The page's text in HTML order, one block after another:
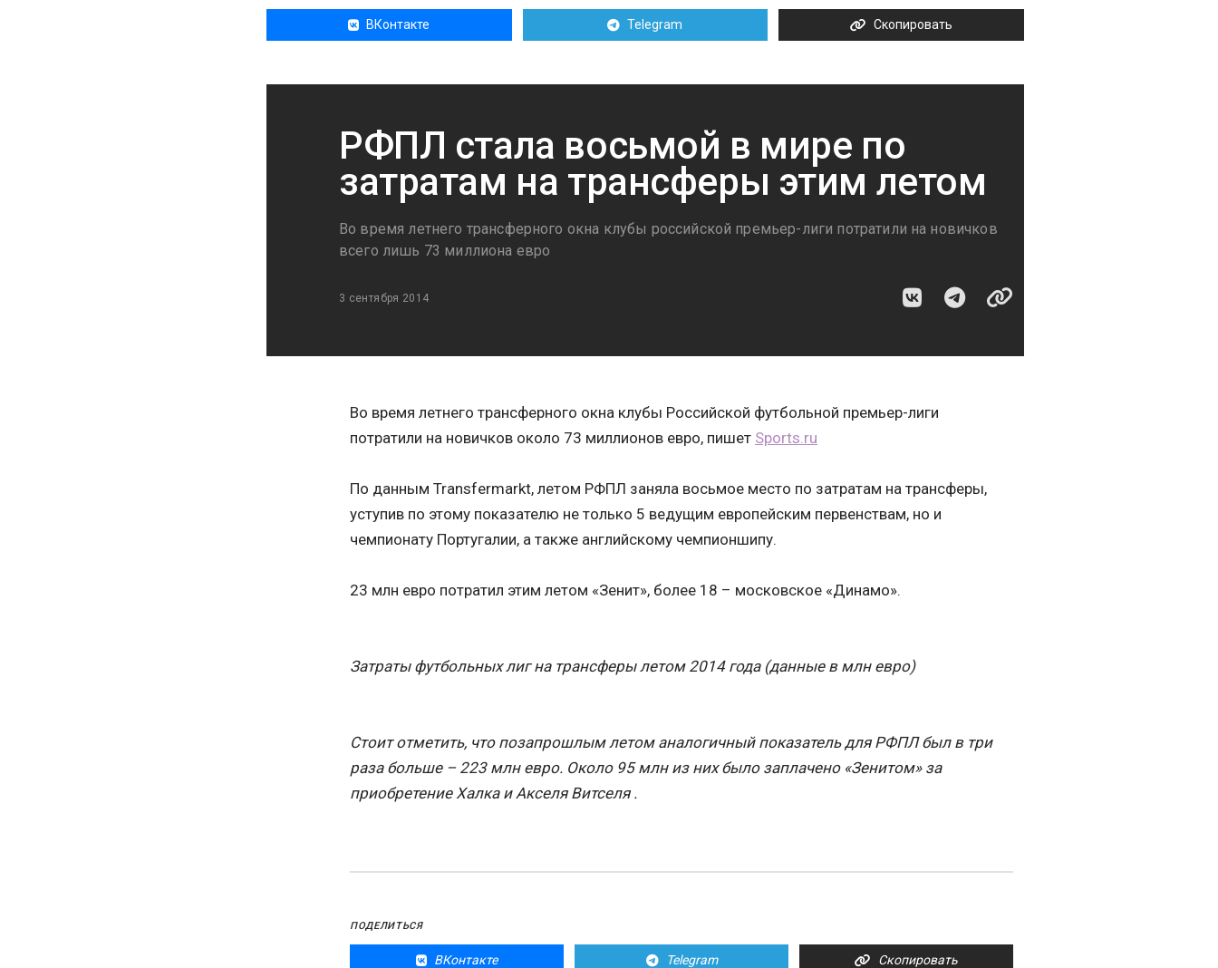
ВКонтакте Telegram Скопировать
РФПЛ стала восьмой в мире по
затратам на трансферы этим летом
Во время летнего трансферного окна клубы российской премьер-лиги потратили на новичков
всего лишь 73 миллиона евро
3 сентября 2014
Во время летнего трансферного окна клубы Российской футбольной премьер-лиги
потратили на новичков около 73 миллионов евро, пишет Sports.ru
По данным Transfermarkt, летом РФПЛ заняла восьмое место по затратам на трансферы,
уступив по этому показателю не только 5 ведущим европейским первенствам, но и
чемпионату Португалии, а также английскому чемпионшипу.
23 млн евро потратил этим летом «Зенит», более 18 – московское «Динамо».
Затраты футбольных лиг на трансферы летом 2014 года (данные в млн евро)
Стоит отметить, что позапрошлым летом аналогичный показатель для РФПЛ был в три
раза больше – 223 млн евро. Около 95 млн из них было заплачено «Зенитом» за
приобретение Халка и Акселя Витселя .
ПОДЕЛИТЬСЯ
ВКонтакте Telegram Скопировать